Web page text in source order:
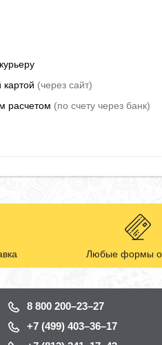
картой (через сайт)
расчетом (по счету через банк)
Любые формы
8 800 200–23–27
+7 (499) 403–36–17